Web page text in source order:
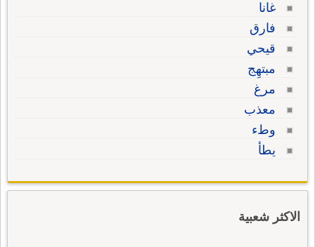
غانا
فارق
قيحي
مبتهِج
مرغ
معذب
وطء
يطأ
الاكثر شعبية